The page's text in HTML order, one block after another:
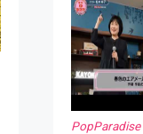
PopParadise